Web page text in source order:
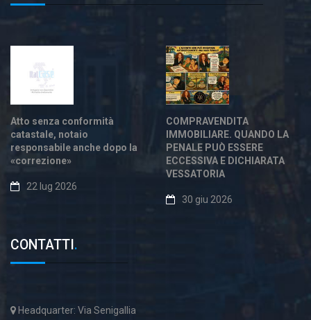
Atto senza conformità
catastale, notaio
responsabile anche dopo la
«correzione»
22 lug 2026
COMPRAVENDITA
IMMOBILIARE. QUANDO LA
PENALE PUÒ ESSERE
ECCESSIVA E DICHIARATA
VESSATORIA
30 giu 2026
CONTATTI .
Headquarter: Via Senigallia